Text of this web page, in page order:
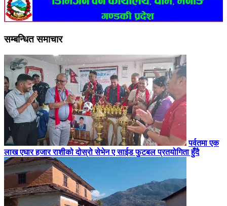
सम्बन्धित समाचार
पर्वतमा एक
लाख एघार हजार राशीको दोस्रो सेभेन ए साईड फुटबल प्रतयोगिता हुँदै